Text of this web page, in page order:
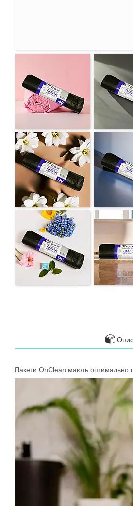
Опис
Пакети OnClean мають оптимально